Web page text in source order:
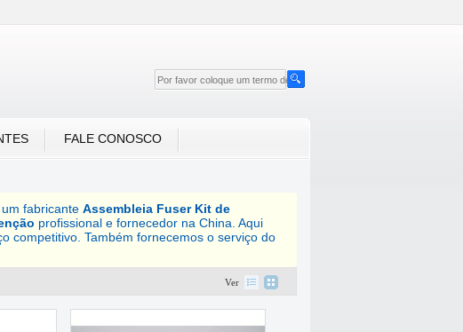
FALE CONOSCO
fabricante Assembleia Fuser Kit de
profissional e fornecedor na China. Aqui
competitivo. Também fornecemos o serviço do
Ver